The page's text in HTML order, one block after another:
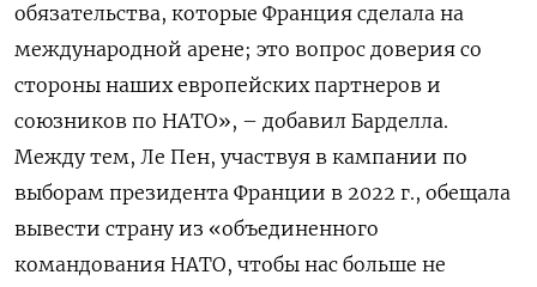
обязательства, которые Франция сделала на
международной арене; это вопрос доверия со
стороны наших европейских партнеров и
союзников по НАТО», – добавил Барделла.
Между тем, Ле Пен, участвуя в кампании по
выборам президента Франции в 2022 г., обещала
вывести страну из «объединенного
командования НАТО, чтобы нас больше не